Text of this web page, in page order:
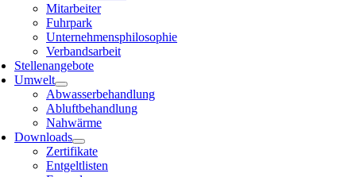
Mitarbeiter
Fuhrpark
Unternehmensphilosophie
Verbandsarbeit
Stellenangebote
Umwelt
Abwasserbehandlung
Abluftbehandlung
Nahwärme
Downloads
Zertifikate
Entgeltlisten